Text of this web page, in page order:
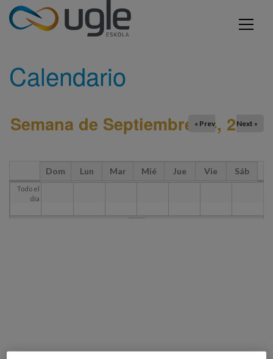
Pasar al contenido principal
Usted está aquí
INICIO CALENDARIO
Calendario
Semana de Septiembre 14, 2025
« Prev Next »
Dom Lun Mar Mié Jue Vie Sáb
Todo el
día